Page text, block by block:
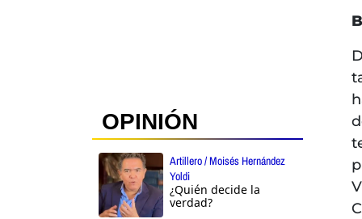
OPINIÓN
Artillero / Moisés Hernández
Yoldi
¿Quién decide la
verdad?